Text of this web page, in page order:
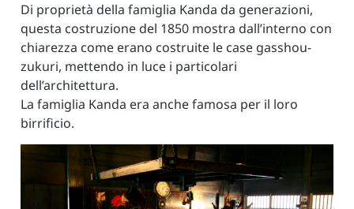
Di proprietà della famiglia Kanda da generazioni,
questa costruzione del 1850 mostra dall’interno con
chiarezza come erano costruite le case gasshou-
zukuri, mettendo in luce i particolari
dell’architettura.
La famiglia Kanda era anche famosa per il loro
birrificio.